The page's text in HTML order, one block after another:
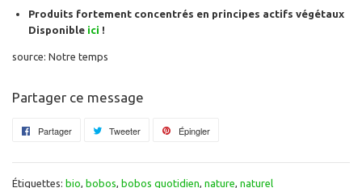
Produits fortement concentrés en principes actifs végétaux
Disponible ici !
source: Notre temps
Partager ce message
Partager
Partager
Facebook
Tweeter
Tweeter
Twitter
Épingler
Pinterest
Étiquettes: bio, bobos, bobos quotidien, nature, naturel